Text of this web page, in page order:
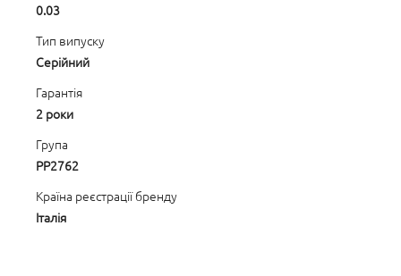
0.03
Тип випуску
Серійний
Гарантія
2 роки
Група
PP2762
Країна реєстрації бренду
Італія